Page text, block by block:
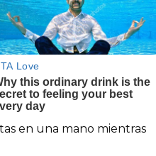
en una mano mientras